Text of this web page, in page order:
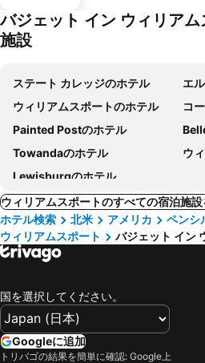
バジェット イン ウィリア
施設
ステート カレッジのホテル
エ
ウィリアムスポートのホテル
コ
Painted Postのホテル
Towandaのホテル
ウ
Lewisburgのホテル
ウィリアムスポートのすべての宿泊施
ホテル検索
北米 アメリカ
ペンシ
ウィリアムスポート
バジェット イン
国を選択してください。
Googleに追加
トリバゴの結果を簡単に確認: Google上